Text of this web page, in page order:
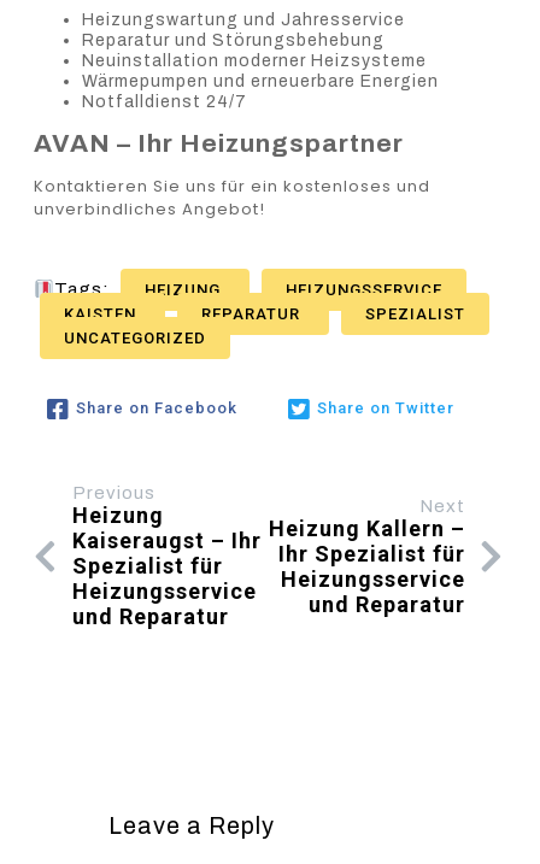
Heizungswartung und Jahresservice
Reparatur und Störungsbehebung
Neuinstallation moderner Heizsysteme
Wärmepumpen und erneuerbare Energien
Notfalldienst 24/7
AVAN – Ihr Heizungspartner
Kontaktieren Sie uns für ein kostenloses und
unverbindliches Angebot!
Tags: HEIZUNG
HEIZUNGSSERVICE
KAISTEN
REPARATUR
SPEZIALIST
UNCATEGORIZED
Share on Facebook Share on Twitter
Previous
Heizung
Kaiseraugst – Ihr
Spezialist für
Heizungsservice
und Reparatur
Next
Heizung Kallern –
Ihr Spezialist für
Heizungsservice
und Reparatur
Leave a Reply